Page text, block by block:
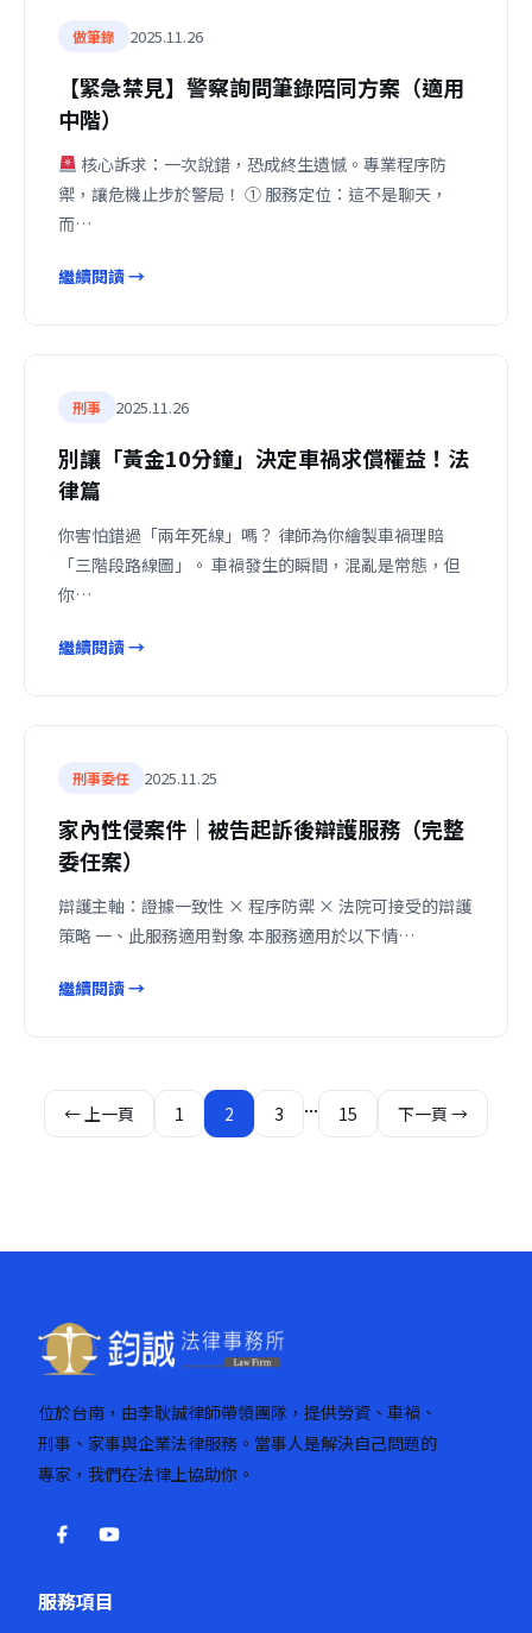
做筆錄 2025.11.26
【緊急禁見】警察詢問筆錄陪同方案（適用
中階）
核心訴求：一次說錯，恐成終生遺憾。專業程序防
禦，讓危機止步於警局！ ① 服務定位：這不是聊天，
而…
繼續閱讀 →
刑事 2025.11.26
別讓「黃金10分鐘」決定車禍求償權益！法
律篇
你害怕錯過「兩年死線」嗎？ 律師為你繪製車禍理賠
「三階段路線圖」。 車禍發生的瞬間，混亂是常態，但
你…
繼續閱讀 →
刑事委任 2025.11.25
家內性侵案件｜被告起訴後辯護服務（完整
委任案）
辯護主軸：證據一致性 × 程序防禦 × 法院可接受的辯護
策略 一、此服務適用對象 本服務適用於以下情…
繼續閱讀 →
文
← 上一頁 1 2 3 ... 15 下一頁 →
位於台南，由李耿誠律師帶領團隊，提供勞資、車禍、
刑事、家事與企業法律服務。當事人是解決自己問題的
專家，我們在法律上協助你。
服務項目